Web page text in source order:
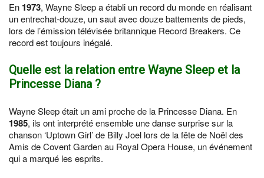
En 1973, Wayne Sleep a établi un record du monde en réalisant
un entrechat-douze, un saut avec douze battements de pieds,
lors de l’émission télévisée britannique Record Breakers. Ce
record est toujours inégalé.
Quelle est la relation entre Wayne Sleep et la
Princesse Diana ?
Wayne Sleep était un ami proche de la Princesse Diana. En
1985, ils ont interprété ensemble une danse surprise sur la
chanson ‘Uptown Girl’ de Billy Joel lors de la fête de Noël des
Amis de Covent Garden au Royal Opera House, un événement
qui a marqué les esprits.